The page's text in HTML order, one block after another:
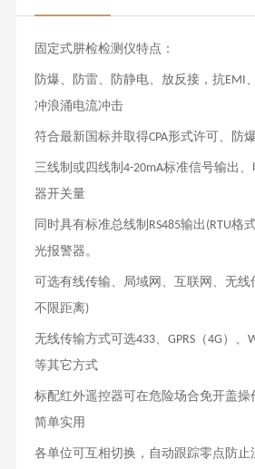
固定式肼检检测仪特点：
防爆、防雷、防静电、放反接，抗EMI、
冲浪涌电流冲击
符合最新国标并取得CPA形式许可、防
三线制或四线制 4-20mA标准信号输出、
器开关量
同时具有标准总线制 RS485输出 (RTU格
光报警器。
可选有线传输、局域网、互联网、无线
不限距离)
无线传输方式可选433、 GPRS（4G ） 、
等其它方式
标配红外遥控器可在危险场合免开盖操
简单实用
各单位可互相切换，自动跟踪零点防止